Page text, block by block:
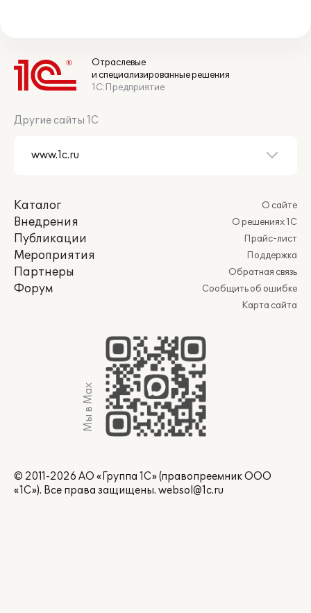
Отраслевые
и специализированные решения
1С:Предприятие
Другие сайты 1С
Каталог
Внедрения
Публикации
Мероприятия
Партнеры
Форум
О сайте
О решениях 1С
Прайс-лист
Поддержка
Обратная связь
Сообщить об ошибке
Карта сайта
Мы в Max
© 2011-2026 АО «Группа 1С» (правопреемник ООО
«1С»). Все права защищены. websol@1c.ru